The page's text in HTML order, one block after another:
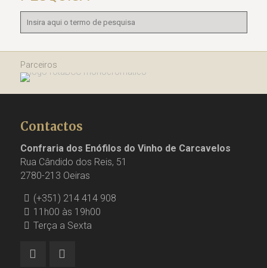
Parceiros
Contactos
Confraria dos Enófilos do Vinho de Carcavelos
Rua Cândido dos Reis, 51
2780-213 Oeiras
(+351) 214 414 908
11h00 às 19h00
Terça a Sexta